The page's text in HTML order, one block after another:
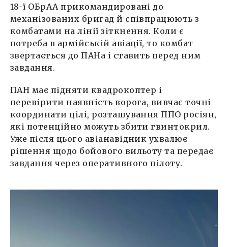
18-ї ОБрАА прикомандировані до
механізованих бригад й співпрацюють з
комбатами на лінії зіткнення. Коли є
потреба в армійській авіації, то комбат
звертається до ПАНа і ставить перед ним
завдання.
ПАН має підняти квадрокоптер і
перевірити наявність ворога, вивчає точні
координати цілі, розташування ППО росіян,
які потенційно можуть збити гвинтокрил.
Уже після цього авіанавідник ухвалює
рішення щодо бойового вильоту та передає
завдання через оперативного пілоту.